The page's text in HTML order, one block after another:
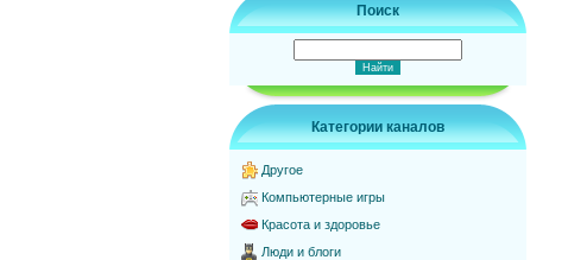
Поиск
Категории каналов
Другое
Компьютерные игры
Красота и здоровье
Люди и блоги